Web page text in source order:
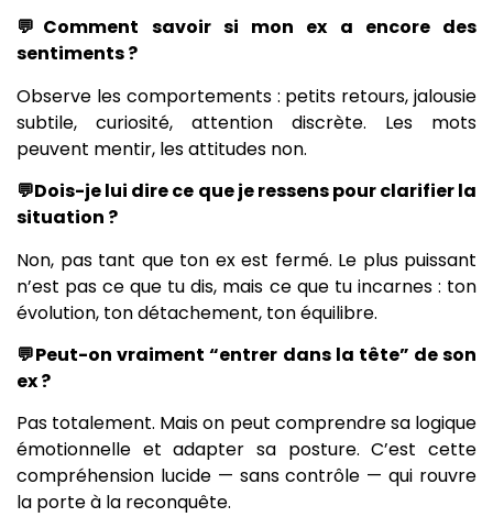
💬Comment savoir si mon ex a encore des
sentiments ?
Observe les comportements : petits retours, jalousie
subtile, curiosité, attention discrète. Les mots
peuvent mentir, les attitudes non.
💬Dois-je lui dire ce que je ressens pour clarifier la
situation ?
Non, pas tant que ton ex est fermé. Le plus puissant
n’est pas ce que tu dis, mais ce que tu incarnes : ton
évolution, ton détachement, ton équilibre.
💬Peut-on vraiment “entrer dans la tête” de son
ex ?
Pas totalement. Mais on peut comprendre sa logique
émotionnelle et adapter sa posture. C’est cette
compréhension lucide — sans contrôle — qui rouvre
la porte à la reconquête.